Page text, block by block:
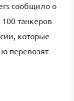
сообщило о
танкеров
которые
перевозят